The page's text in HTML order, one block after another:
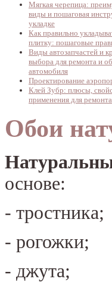
Мягкая черепица:
виды и пошаговая
укладке
Как правильно
плитку: пошаговые
Виды автозапчастей и
выбора для ремонта и
автомобиля
Проектирование
Клей Зубр: плюсы,
применения для
Обои
основе:
- тростника;
- рогожки;
- джута;